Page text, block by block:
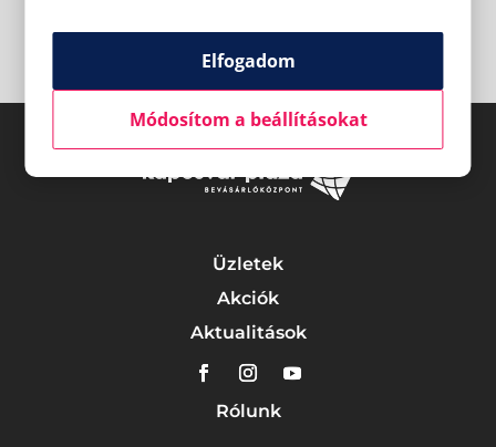
Üzletek
Akciók
Aktualitások
Rólunk
Elfogadom
Módosítom a beállításokat